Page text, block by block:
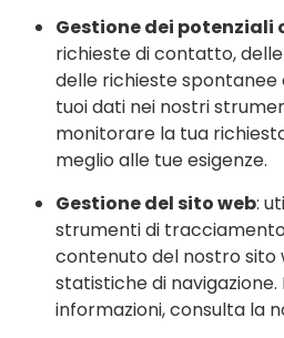
Gestione dei potenziali
richieste di contatto,
delle richieste
tuoi dati nei nostri
monitorare la tua
meglio alle tue esigenze.
Gestione del sito web:
strumenti di
contenuto del nostro sito
statistiche di navigazione.
informazioni, consulta la